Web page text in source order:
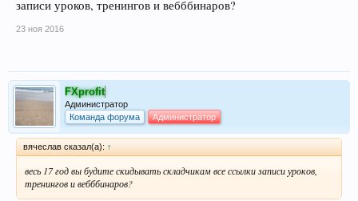
записи уроков, тренингов и вебббинаров?
23 ноя 2016
FXprofit
Администратор
Команда форума
Администратор
вячеслав сказал(а): ↑
весь 17 год вы будите скидывать складчикам все ссылки записи уроков,
тренингов и вебббинаров?